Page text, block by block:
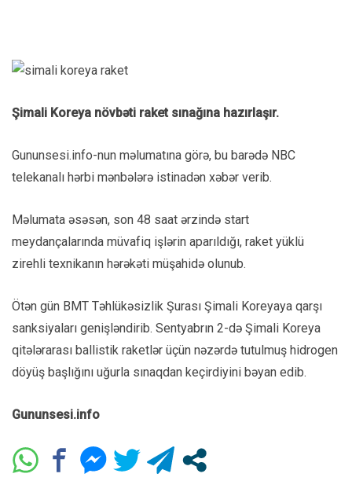
Şimali Koreya növbəti raket sınağına hazırlaşır.
Gununsesi.info-nun məlumatına görə, bu barədə NBC
telekanalı hərbi mənbələrə istinadən xəbər verib.
Məlumata əsəsən, son 48 saat ərzində start
meydançalarında müvafiq işlərin aparıldığı, raket yüklü
zirehli texnikanın hərəkəti müşahidə olunub.
Ötən gün BMT Təhlükəsizlik Şurası Şimali Koreyaya qarşı
sanksiyaları genişləndirib. Sentyabrın 2-də Şimali Koreya
qitələrarası ballistik raketlər üçün nəzərdə tutulmuş hidrogen
döyüş başlığını uğurla sınaqdan keçirdiyini bəyan edib.
Gununsesi.info